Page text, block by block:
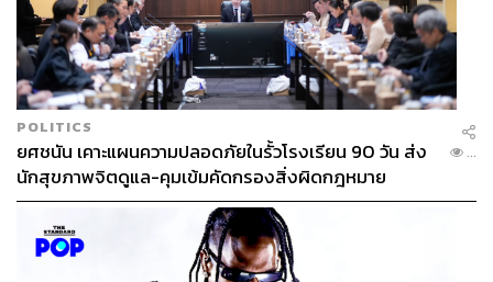
POLITICS
ยศชนัน เคาะแผนความปลอดภัยในรั้วโรงเรียน 90 วัน ส่ง
นักสุขภาพจิตดูแล-คุมเข้มคัดกรองสิ่งผิดกฎหมาย
...